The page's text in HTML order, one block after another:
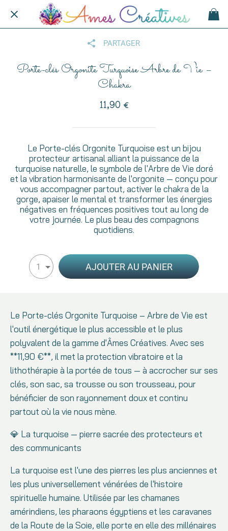
PARTAGER
Porte-clés Orgonite Turquoise Arbre de Vie –
Chakra
11,90 €
Le Porte-clés Orgonite Turquoise est un bijou
protecteur artisanal alliant la puissance de la
turquoise naturelle, le symbole de l'Arbre de Vie doré
et la vibration harmonisante de l'orgonite — conçu pour
vous accompagner partout, activer le chakra de la
gorge, apaiser le mental et transformer les énergies
négatives en fréquences positives tout au long de
votre journée. Le plus beau des compagnons
quotidiens.
1 AJOUTER AU PANIER
Le Porte-clés Orgonite Turquoise – Arbre de Vie est
l'outil énergétique le plus accessible et le plus
polyvalent de la gamme d'Âmes Créatives. Avec ses
**11,90 €**, il met la protection vibratoire et la
lithothérapie à la portée de tous — à accrocher sur ses
clés, son sac, sa trousse ou son trousseau, pour
bénéficier de son rayonnement doux et continu
partout où la vie nous mène.
💎 La turquoise — pierre sacrée des protecteurs et
des communicants
La turquoise est l'une des pierres les plus anciennes et
les plus universellement vénérées de l'histoire
spirituelle humaine. Utilisée par les chamanes
amérindiens, les pharaons égyptiens et les caravanes
de la Route de la Soie, elle porte en elle des millénaires